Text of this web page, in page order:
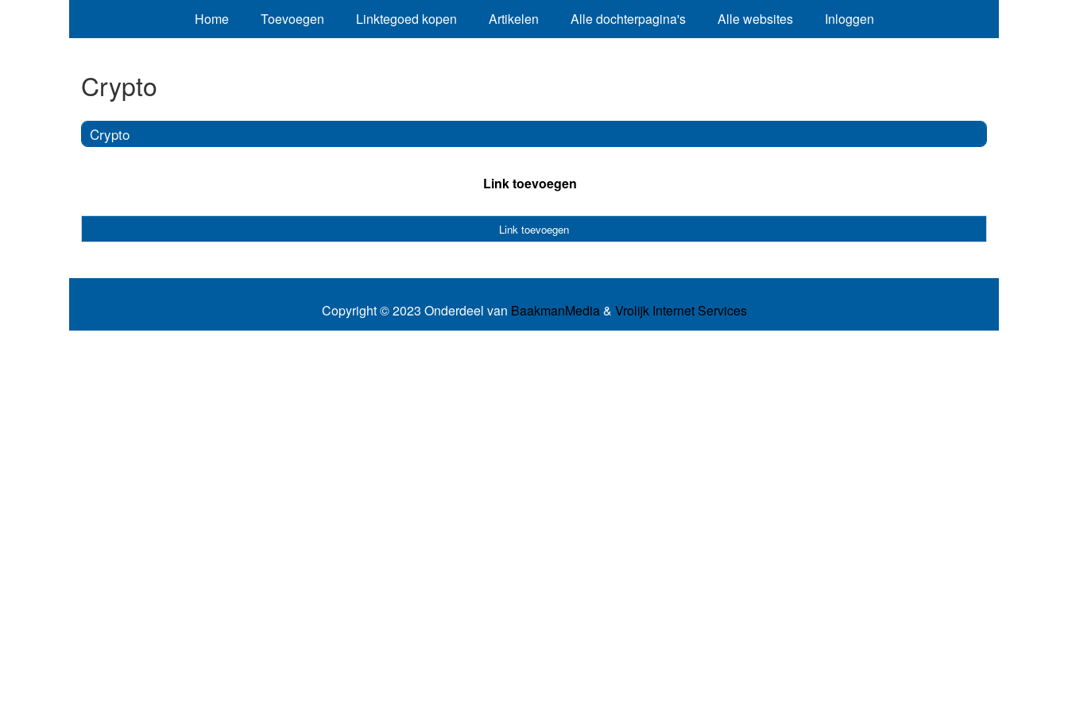
Home Toevoegen Linktegoed kopen Artikelen Alle dochterpagina's Alle websites Inloggen
Crypto
Crypto
Link toevoegen
Link toevoegen
Copyright © 2023 Onderdeel van BaakmanMedia& Vrolijk Internet Services